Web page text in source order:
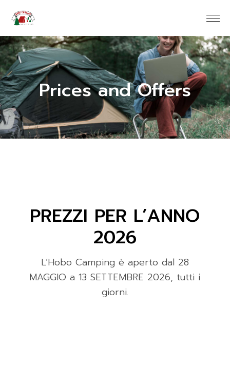
Prices and Offers
PREZZI PER L’ANNO
2026
L’Hobo Camping è aperto dal 28
MAGGIO a 13 SETTEMBRE 2026, tutti i
giorni.